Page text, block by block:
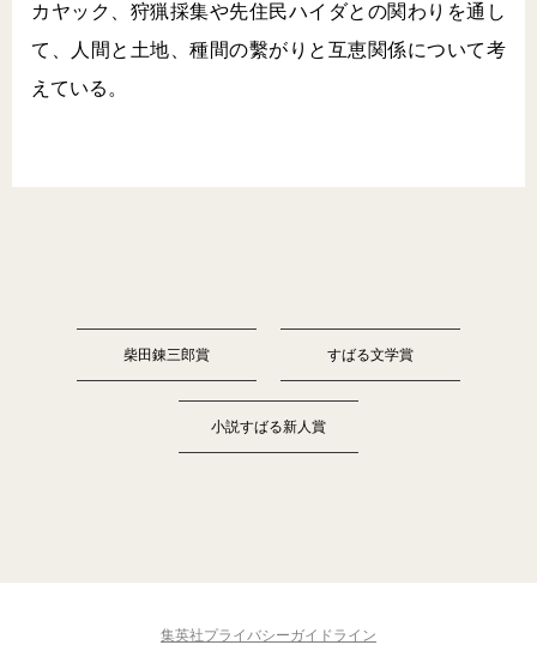
カヤック、狩猟採集や先住民ハイダとの関わりを通し
て、人間と土地、種間の繫がりと互恵関係について考
えている。
柴田錬三郎賞 すばる文学賞
小説すばる新人賞
集英社プライバシーガイドライン